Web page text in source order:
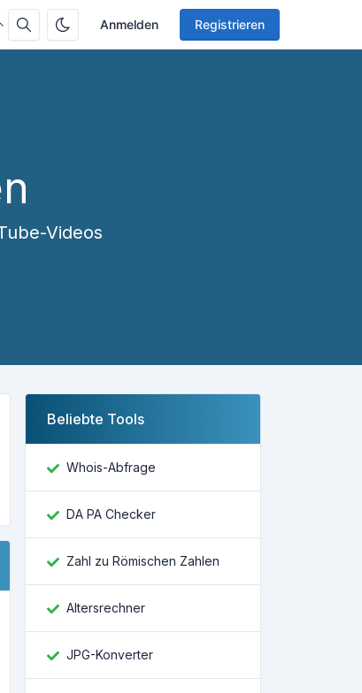
Anmelden Registrieren
Videos
Beliebte Tools
Whois-Abfrage
DA PA Checker
Zahl zu Römischen Zahlen
Altersrechner
JPG-Konverter